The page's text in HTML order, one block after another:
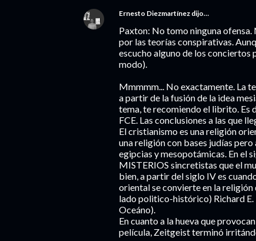
Ernesto Diezmartínez dijo…
Paxton: No tomo ninguna ofensa.
por las teorías conspirativas.
escucho alguno de los conciertos
modo).
Mmmmm... No exactamente. La
a partir de la fusión de la idea
tema, te recomiendo el librito. Es
FCE. Las conclusiones a las que
El cristianismo es una religión
una religión con bases judías
egipcias y mesopotámicas. En el
MISTERIOS sincretistas que el
bien, a partir del siglo IV es
oriental se convierte en la
lado politico-histórico) Richard E.
Oceáno).
En cuanto a la hueva que
película, Zeitgeist terminó